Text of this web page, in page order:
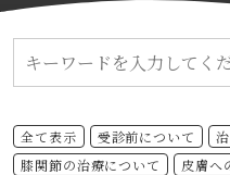
全て表示 受診前について
膝関節の治療について
皮膚へ